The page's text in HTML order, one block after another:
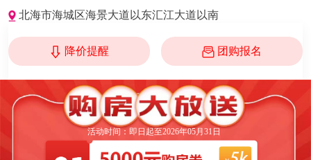
北海市海城区海景大道以东汇江大道以南
降价提醒 团购报名
活动时间：即日起至2026年05月31日